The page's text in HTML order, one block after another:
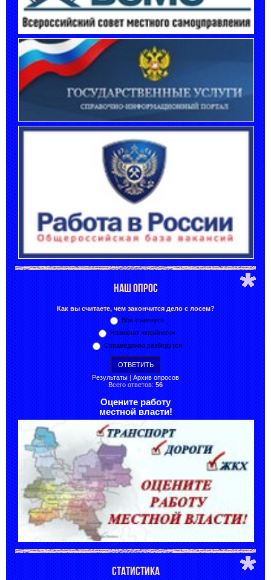
НАШ ОПРОС
Как вы считаете, чем закончится дело с лосем?
Всё «замнут»
Назначат «крайнего»
Справедливо разберутся
Результаты | Архив опросов
Всего ответов: 56
Оцените работу
местной власти!
СТАТИСТИКА